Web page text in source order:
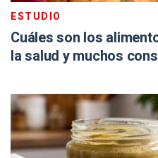
ESTUDIO
Cuáles son los
la salud y muchos